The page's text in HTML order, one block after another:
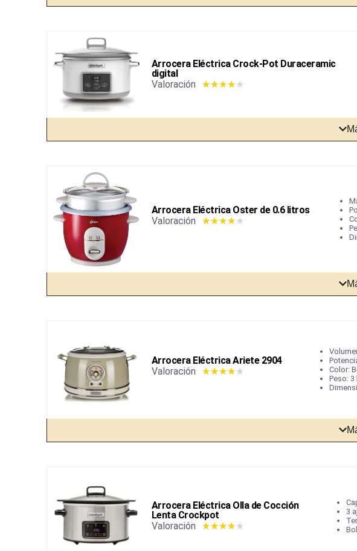
Arrocera Eléctrica Crock-Pot Duraceramic
digital
Valoración
★★★★★
Arrocera Eléctrica Oster de 0.6 litros
Valoración
★★★★★
Arrocera Eléctrica Ariete 2904
Valoración
★★★★★
Color:
Peso: 3
Arrocera Eléctrica Olla de Cocción
Lenta Crockpot
Valoración
★★★★★
3